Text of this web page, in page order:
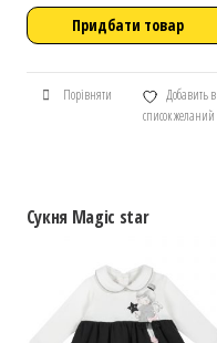
Придбати товар
Порівняти
Добавить в
список желаний
Сукня Magic star